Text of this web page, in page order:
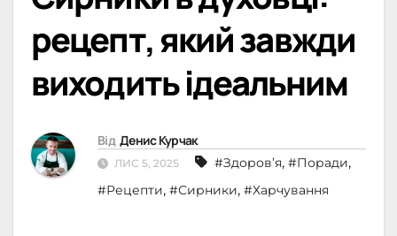
рецепт, який завжди
виходить ідеальним
Від Денис Курчак
ЛИС 5, 2025 #Здоров’я, #Поради,
#Рецепти, #Сирники, #Харчування